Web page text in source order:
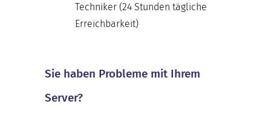
Techniker (24 Stunden tägliche
Erreichbarkeit)
Sie haben Probleme mit Ihrem
Server?